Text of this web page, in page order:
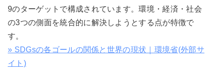
9のターゲットで構成されています。環境・経済・社会
の3つの側面を統合的に解決しようとする点が特徴で
す。
» SDGsの各ゴールの関係と世界の現状｜環境省(外部サ
イト)